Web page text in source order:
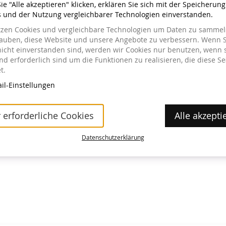
im Museum erhältlich.
"Alle akzeptieren" klicken, erklären Sie sich mit der
und der Nutzung vergleichbarer Technologien einverstanden.
Cookies und vergleichbare Technologien um Daten zu
diese Website und unsere Angebote zu verbessern. Wenn
einverstanden sind, werden wir Cookies nur benutzen, wenn
erforderlich sind um die Funktionen zu realisieren, die diese
Einstellungen
erforderliche Cookies Alle
Datenschutzerklärung